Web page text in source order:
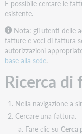
delle
sulle
voci
della
fattura
voci
a
una
fattura
È possibile cercare le
esistente.
Nota: gli utenti delle
fatture e voci di fattura
autorizzazioni
base alla sede.
Ricerca di
Nella navigazione a
Cercare una fattura.
Fare clic su Cerca